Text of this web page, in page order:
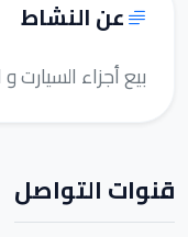
عن النشاط
بيع أجزاء السيارت
قنوات التواصل